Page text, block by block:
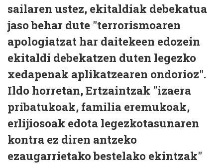
sailaren ustez, ekitaldiak debekatua
jaso behar dute "terrorismoaren
apologiatzat har daitekeen edozein
ekitaldi debekatzen duten legezko
xedapenak aplikatzearen ondorioz".
Ildo horretan, Ertzaintzak "izaera
pribatukoak, familia eremukoak,
erlijiosoak edota legezkotasunaren
kontra ez diren antzeko
ezaugarrietako bestelako ekintzak"